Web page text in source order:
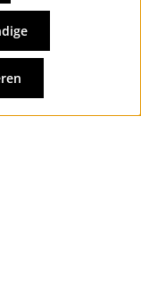
nicht anders